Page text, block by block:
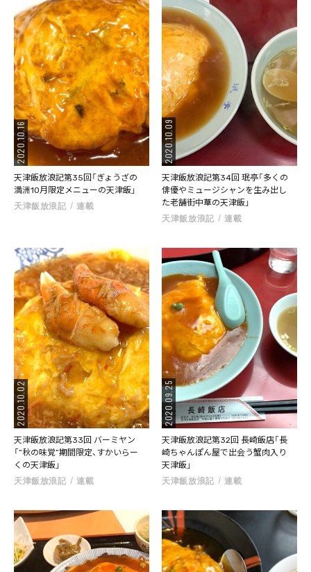
2020.10.16
天津飯放浪記第35回「ぎょうざの
満洲10月限定メニューの天津飯」
天津飯放浪記 連載
2020.10.09
天津飯放浪記第34回 珉亭「多くの
俳優やミュージシャンを生み出し
た老舗街中華の天津飯」
天津飯放浪記 連載
2020.10.02
天津飯放浪記第33回 バーミヤン
「”秋の味覚”期間限定、すかいらー
くの天津飯」
天津飯放浪記 連載
2020.09.25
天津飯放浪記第32回 長崎飯店「長
崎ちゃんぽん屋で出会う蟹肉入り
天津飯」
天津飯放浪記 連載